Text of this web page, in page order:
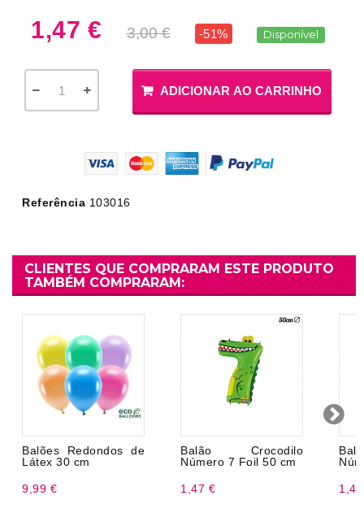
1,47 € 3,00 € -51% Disponível
ADICIONAR AO CARRINHO
Referência 103016
CLIENTES QUE COMPRARAM ESTE PRODUTO
TAMBÉM COMPRARAM:
Balões Redondos de
Látex 30 cm
9,99 €
Balão Crocodilo
Número 7 Foil 50 cm
1,47 €